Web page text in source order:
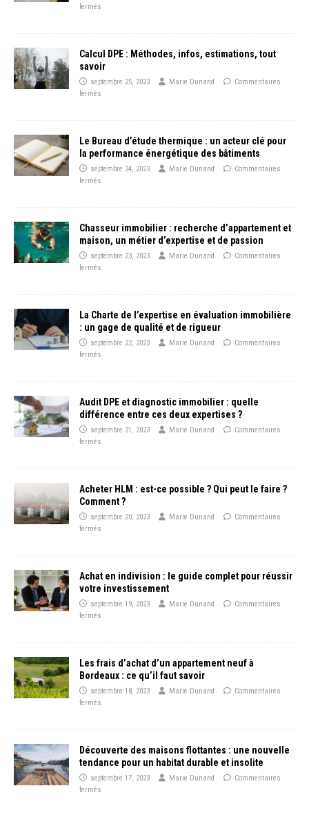
fermés
Calcul DPE : Méthodes, infos, estimations, tout
savoir
septembre 25, 2023 Marie Dunand
Commentaires
fermés
Le Bureau d’étude thermique : un acteur clé pour
la performance énergétique des bâtiments
septembre 24, 2023 Marie Dunand
Commentaires
fermés
Chasseur immobilier : recherche d’appartement et
maison, un métier d’expertise et de passion
septembre 23, 2023 Marie Dunand
Commentaires
fermés
La Charte de l’expertise en évaluation immobilière
: un gage de qualité et de rigueur
septembre 22, 2023 Marie Dunand
Commentaires
fermés
Audit DPE et diagnostic immobilier : quelle
différence entre ces deux expertises ?
septembre 21, 2023 Marie Dunand
Commentaires
fermés
Acheter HLM : est-ce possible ? Qui peut le faire ?
Comment ?
septembre 20, 2023 Marie Dunand
Commentaires
fermés
Achat en indivision : le guide complet pour réussir
votre investissement
septembre 19, 2023 Marie Dunand
Commentaires
fermés
Les frais d’achat d’un appartement neuf à
Bordeaux : ce qu’il faut savoir
septembre 18, 2023 Marie Dunand
Commentaires
fermés
Découverte des maisons flottantes : une nouvelle
tendance pour un habitat durable et insolite
septembre 17, 2023 Marie Dunand
Commentaires
fermés